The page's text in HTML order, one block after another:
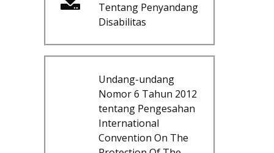
Tentang Penyandang
Disabilitas
Undang-undang
Nomor 6 Tahun 2012
tentang Pengesahan
International
Convention On The